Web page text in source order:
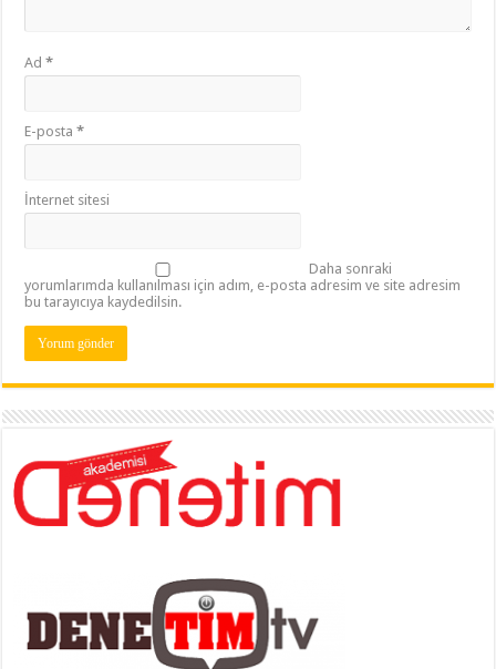
Ad*
E-posta*
İnternet sitesi
Daha sonraki
yorumlarımda kullanılması için adım, e-posta adresim ve site adresim
bu tarayıcıya kaydedilsin.